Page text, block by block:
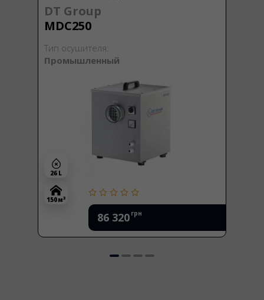
DT Group
MDC250
Тип осушителя:
Промышленный
86 320 грн
26 L
150 м3